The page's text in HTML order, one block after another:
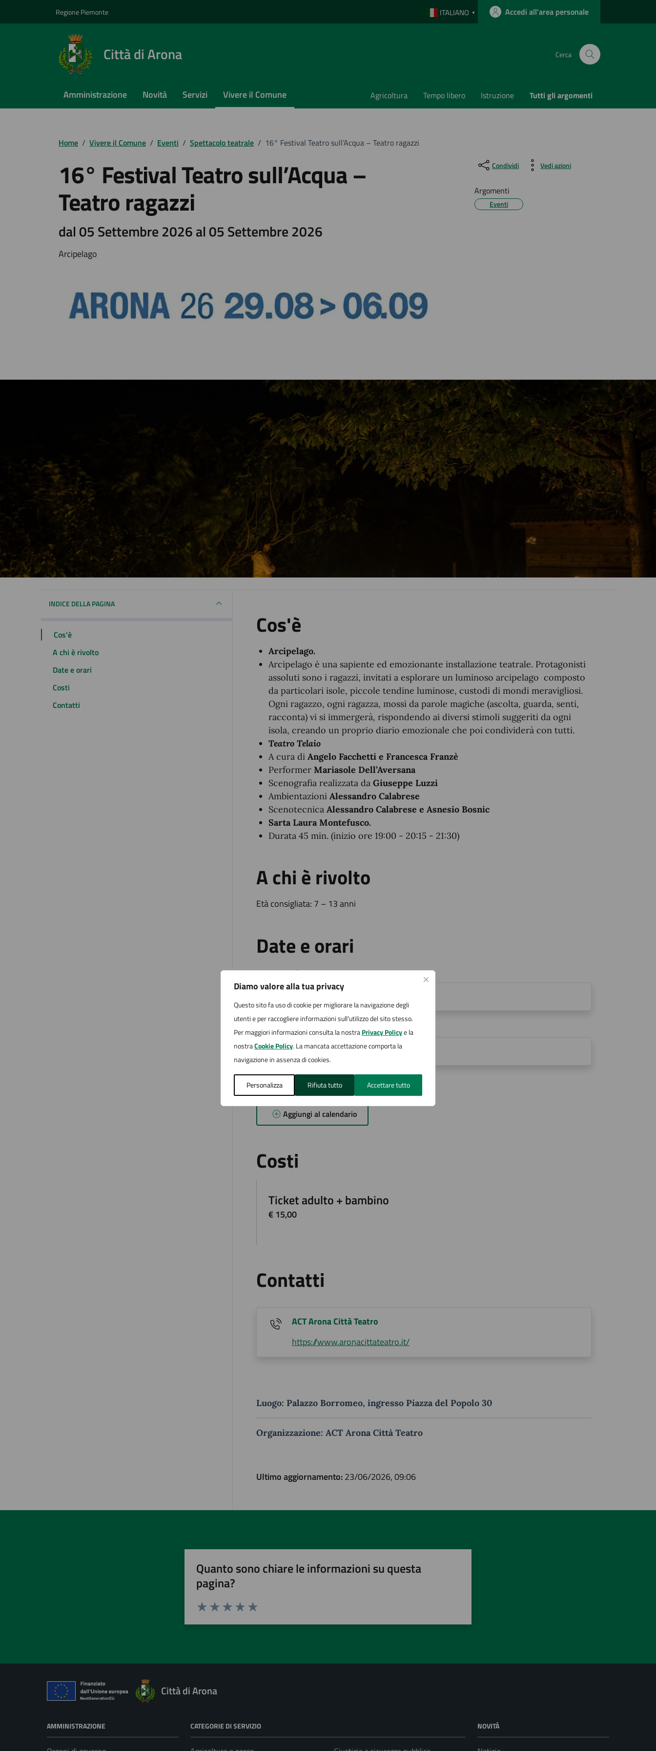
Diamo valore alla tua privacy
Questo sito fa uso di cookie per migliorare la navigazione degli
utenti e per raccogliere informazioni sull'utilizzo del sito stesso.
Per maggiori informazioni consulta la nostraPrivacy Policye la
nostraCookie Policy. La mancata accettazione comporta la
navigazione in assenza di cookies.
Personalizza Rifiuta tutto Accettare tutto
Regione Piemonte ITALIANO ▼ Accedi all'area personale
Città di Arona Cerca
Amministrazione Novità Servizi Vivere il Comune Agricoltura Tempo libero Istruzione Tutti gli argomenti
Home / Vivere il Comune / Eventi / Spettacolo teatrale / 16° Festival Teatro sull’Acqua – Teatro ragazzi
16° Festival Teatro sull’Acqua –
Teatro ragazzi
dal 05 Settembre 2026 al 05 Settembre 2026
Arcipelago
Condividi Vedi azioni
Argomenti
Eventi
INDICE DELLA PAGINA
Cos'è
A chi è rivolto
Date e orari
Costi
Contatti
Cos'è
Arcipelago.
Arcipelago è una sapiente ed emozionante installazione teatrale. Protagonisti
assoluti sono i ragazzi, invitati a esplorare un luminoso arcipelago composto
da particolari isole, piccole tendine luminose, custodi di mondi meravigliosi.
Ogni ragazzo, ogni ragazza, mossi da parole magiche (ascolta, guarda, senti,
racconta) vi si immergerà, rispondendo ai diversi stimoli suggeriti da ogni
isola, creando un proprio diario emozionale che poi condividerà con tutti.
Teatro Telaio
A cura di Angelo Facchetti e Francesca Franzè
PerformerMariasole Dell’Aversana
Scenografia realizzata da Giuseppe Luzzi
Ambientazioni Alessandro Calabrese
ScenotecnicaAlessandro Calabrese e Asnesio Bosnic
Sarta Laura Montefusco.
Durata 45 min. (inizio ore 19:00 - 20:15 - 21:30)
A chi è rivolto
Età consigliata: 7 – 13 anni
Date e orari
05
SET
05
SET
22:15 - Fine evento
Aggiungi al calendario
Costi
Ticket adulto + bambino
€ 15,00
Contatti
ACT Arona Città Teatro
https://www.aronacittateatro.it/
Luogo: Palazzo Borromeo, ingresso Piazza del Popolo 30
Organizzazione: ACT Arona Città Teatro
Ultimo aggiornamento:23/06/2026, 09:06
Quanto sono chiare le informazioni su questa
pagina?
Città di Arona
AMMINISTRAZIONE CATEGORIE DI SERVIZIO NOVITÀ